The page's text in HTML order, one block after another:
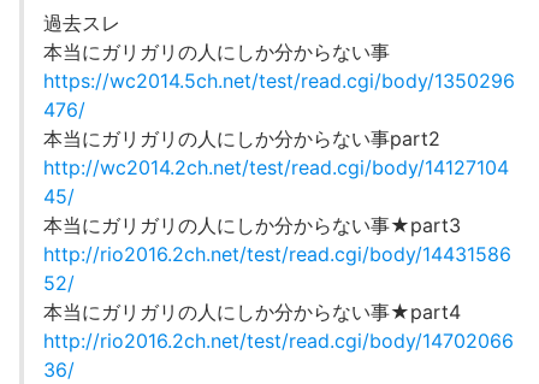
過去スレ
本当にガリガリの人にしか分からない事
https://wc2014.5ch.net/test/read.cgi/body/1350296
476/
本当にガリガリの人にしか分からない事part2
http://wc2014.2ch.net/test/read.cgi/body/14127104
45/
本当にガリガリの人にしか分からない事★part3
http://rio2016.2ch.net/test/read.cgi/body/14431586
52/
本当にガリガリの人にしか分からない事★part4
http://rio2016.2ch.net/test/read.cgi/body/14702066
36/